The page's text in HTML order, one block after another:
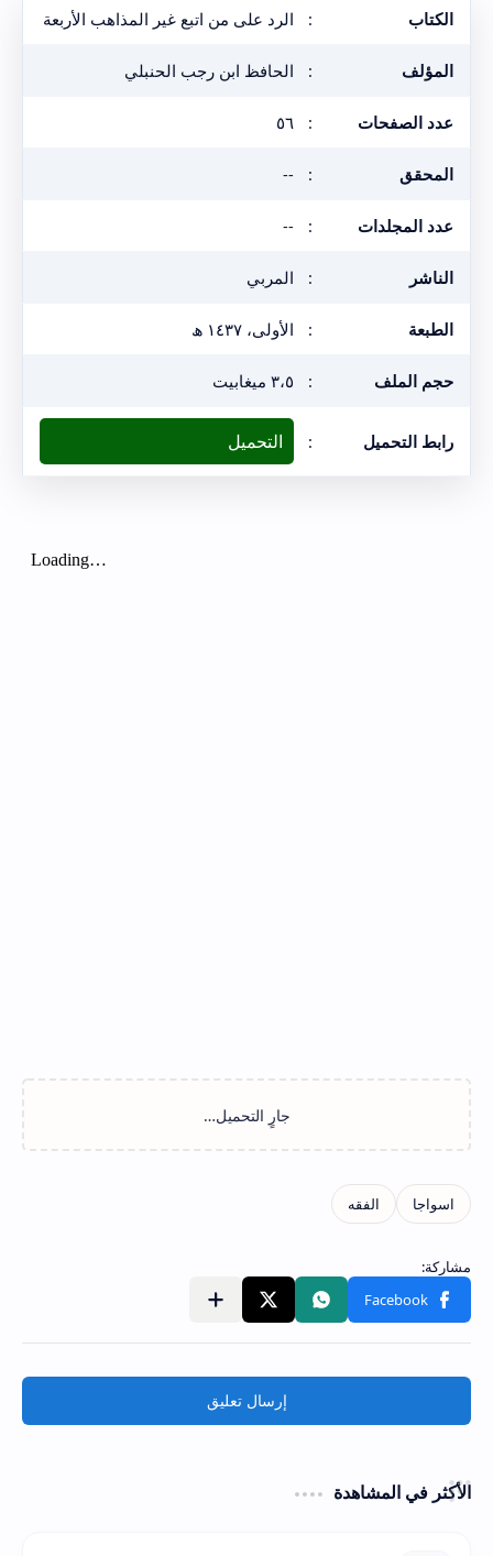
الكتاب : الرد على من اتبع غير المذاهب الأربعة
المؤلف : الحافظ ابن رجب الحنبلي
عدد الصفحات : ٥٦
المحقق :
--
عدد المجلدات :
--
الناشر : المربي
الطبعة : الأولى، ١٤٣٧ ھ
حجم الملف : ٣،٥ ميغابيت
رابط التحميل : التحميل
إرسال تعليق
الأكثر في المشاهدة